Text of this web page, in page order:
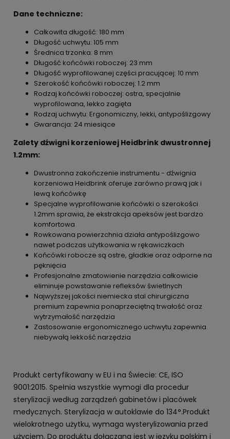
Dane techniczne:
Całkowita długość: 180 mm
Długość uchwytu: 105 mm
Średnica trzonka: 8 mm
Długość końcówki roboczej: 23 mm
Długość wyprofilowanej części pracującej: 10 mm
Szerokość końcówki roboczej: 1.2 mm
Rodzaj końcówki roboczej: ostra, specjalnie
wyprofilowana, lekko zagięta
Rodzaj uchwytu: Ergonomiczny, lekki, antypoślizgowy
Gwarancja: 24 miesiące
Zalety dźwigni korzeniowej Heidbrink dwustronnej
1.2mm:
Dwustronna zakończenie instrumentu - dźwignia
korzeniowa Heidbrink oferuje zarówno prawą jak i
lewą końcówkę
Specjalne wyprofilowanie końcówki o szerokości
1.2mm sprawia, że ekstrakcja apeksów jest bardzo
komfortowa
Rowkowana powierzchnia działa antypoślizgowo
nawet podczas użytkowania w rękawiczkach
Końcówki robocze są ostre, gładkie oraz odporne na
pęknięcia
Profesjonalne zmatowienie narzędzia całkowicie
eliminuje powstawanie refleksów świetlnych
Najwyższej jakości niemiecka stal chirurgiczna
premium zapewnia ponaprzeciętną trwałość oraz
wytrzymałość narzędzia
Zastosowanie ergonomicznego uchwytu zapewnia
niebywałą lekkość narzędzia
Produkt certyfikowany w EU i na Świecie: CE, ISO
9001:2015. Spełnia wszystkie wymogi dla procedur
sterylizacji według zarządzeń gabinetów i placówek
medycznych. Sterylizacja w autoklawie do 134°.Produkt
wielokrotnego użytku, wymaga wysterylizowania przed
użyciem. Do produktu dołączana jest w języku polskim i